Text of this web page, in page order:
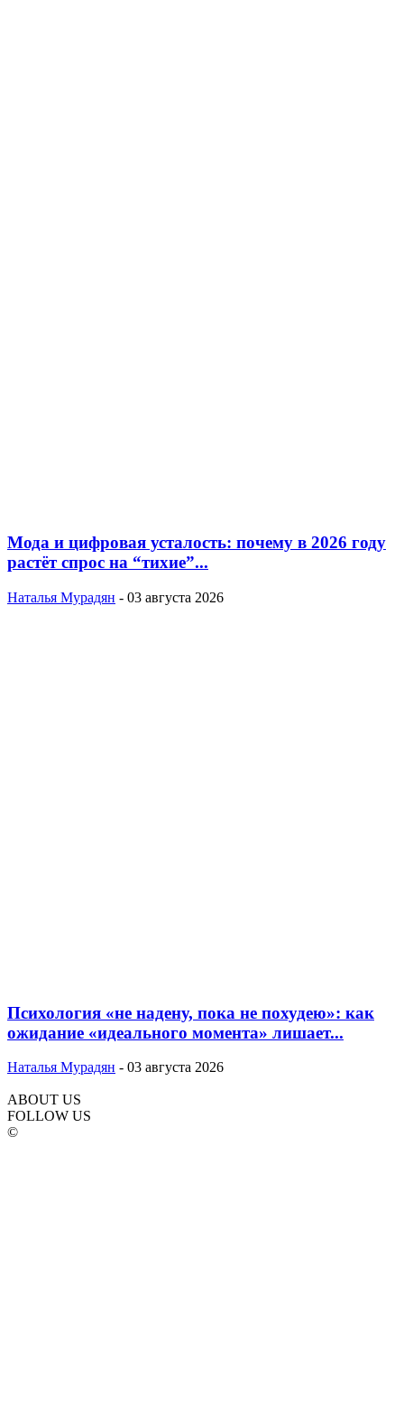
Мода и цифровая усталость: почему в 2026 году
растёт спрос на “тихие”...
Наталья Мурадян - 03 августа 2026
Психология «не надену, пока не похудею»: как
ожидание «идеального момента» лишает...
Наталья Мурадян - 03 августа 2026
ABOUT US
FOLLOW US
©